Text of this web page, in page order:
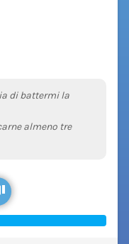
di battermi la
almeno tre